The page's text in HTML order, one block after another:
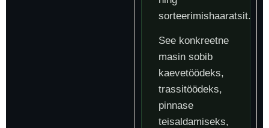
sorteerimishaaratsit.
See konkreetne
masin sobib
kaevetöödeks,
trassitöödeks,
pinnase
teisaldamiseks,